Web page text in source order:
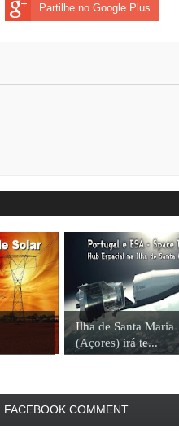
Partilhe no Google Plus
Ilha de Santa Maria
(Açores) irá te...
FACEBOOK COMMENT